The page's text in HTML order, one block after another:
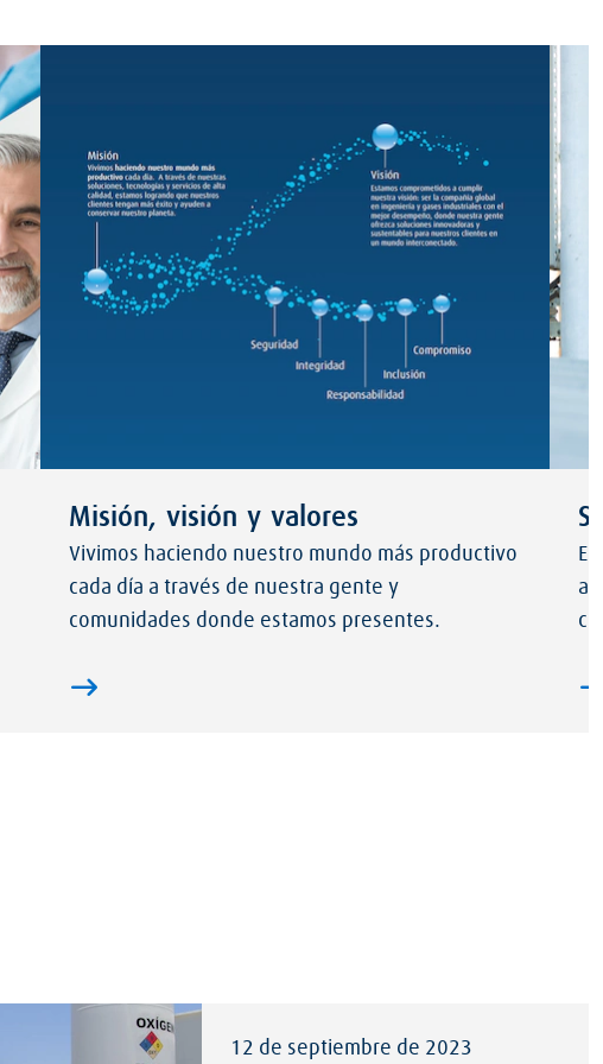
Misión, visión y valores
Vivimos haciendo nuestro mundo más productivo
cada día a través de nuestra gente y
comunidades donde estamos presentes.
12 de septiembre de 2023